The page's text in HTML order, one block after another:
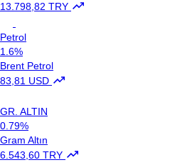
13.798,82 TRY
Petrol
1.6%
Brent Petrol
83,81 USD
GR. ALTIN
0.79%
Gram Altın
6.543,60 TRY